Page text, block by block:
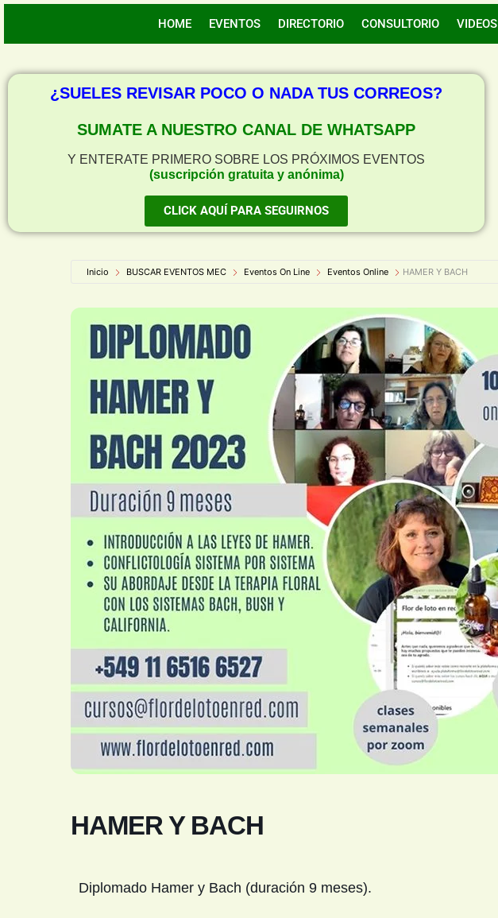
HOME EVENTOS DIRECTORIO CONSULTORIO VIDEOS
¿SUELES REVISAR POCO O NADA TUS CORREOS?
SUMATE A NUESTRO CANAL DE WHATSAPP
Y ENTERATE PRIMERO SOBRE LOS PRÓXIMOS EVENTOS
(suscripción gratuita y anónima)
CLICK AQUÍ PARA SEGUIRNOS
Inicio BUSCAR EVENTOS MEC Eventos On Line Eventos Online HAMER Y BACH
HAMER Y BACH
Diplomado Hamer y Bach (duración 9 meses).